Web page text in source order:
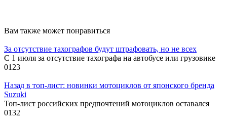
Вам также может понравиться
За отсутствие тахографов будут штрафовать, но не всех
С 1 июля за отсутствие тахографа на автобусе или грузовике
0123
Назад в топ-лист: новинки мотоциклов от японского бренда
Suzuki
Топ-лист российских предпочтений мотоциклов оставался
0132